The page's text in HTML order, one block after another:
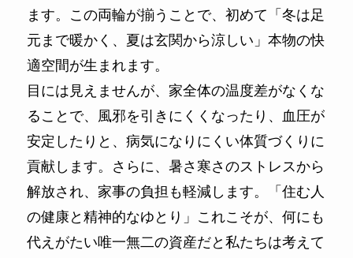
ます。この両輪が揃うことで、初めて「冬は足
元まで暖かく、夏は玄関から涼しい」本物の快
適空間が生まれます。
目には見えませんが、家全体の温度差がなくな
ることで、風邪を引きにくくなったり、血圧が
安定したりと、病気になりにくい体質づくりに
貢献します。さらに、暑さ寒さのストレスから
解放され、家事の負担も軽減します。「住む人
の健康と精神的なゆとり」これこそが、何にも
代えがたい唯一無二の資産だと私たちは考えて